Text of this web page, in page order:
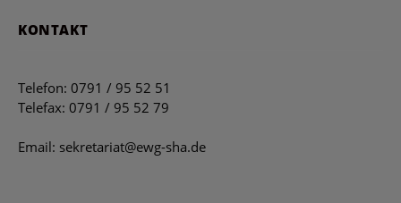
KONTAKT
Telefon: 0791 / 95 52 51
Telefax: 0791 / 95 52 79
Email: sekretariat@ewg-sha.de